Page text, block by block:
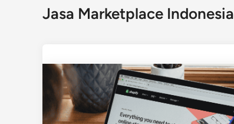
Jasa Marketplace Indonesia